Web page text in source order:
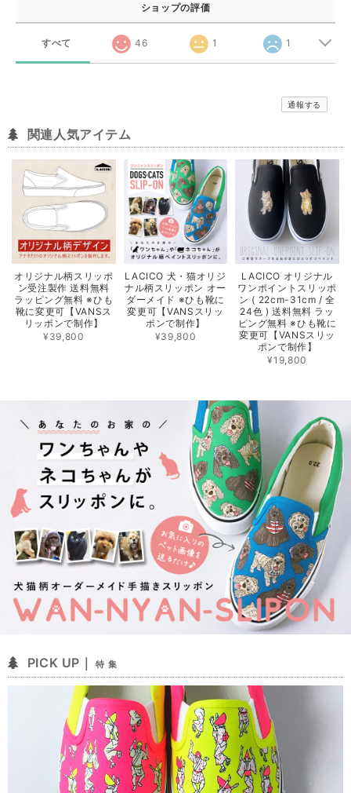
ショップの評価
すべて 46 1 1
通報する
関連人気アイテム
オリジナル柄スリッポ
ン受注製作 送料無料
ラッピング無料 ※ひも
靴に変更可【VANSス
リッポンで制作】
¥39,800
LACICO 犬・猫オリジ
ナル柄スリッポン オー
ダーメイド ※ひも靴に
変更可【VANSスリッ
ポンで制作】
¥39,800
LACICO オリジナル
ワンポイントスリッポ
ン ( 22cm-31cm / 全
24色 ) 送料無料 ラッ
ピング無料 ※ひも靴に
変更可【VANSスリッ
ポンで制作】
¥19,800
PICK UP｜ 特 集